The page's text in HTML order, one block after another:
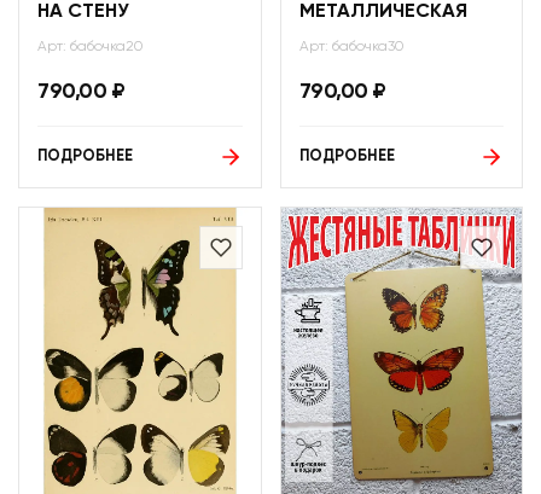
НА СТЕНУ
Арт: бабочка20
790,00 ₽
ПОДРОБНЕЕ
МЕТАЛЛИЧЕСКАЯ
Арт: бабочка30
790,00 ₽
ПОДРОБНЕЕ